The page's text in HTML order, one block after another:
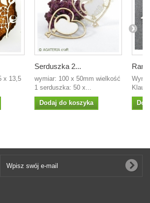
x 13,5
Serduszka 2...
wymiar: 100 x 50mm wielkość
1 serduszka: 50 x...
Dodaj do koszyka